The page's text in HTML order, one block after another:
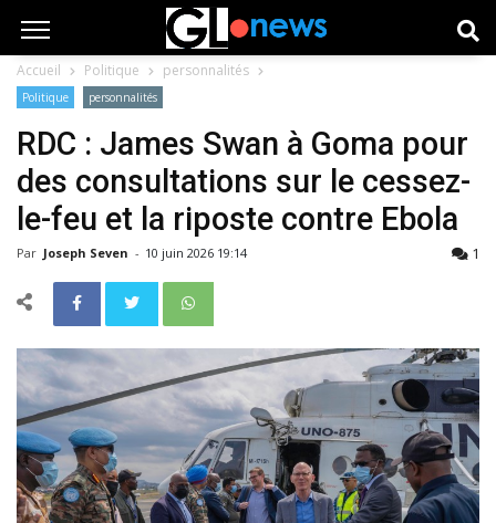
Accueil Politique personnalités
Politique personnalités
RDC : James Swan à Goma pour
des consultations sur le cessez-
le-feu et la riposte contre Ebola
Par Joseph Seven - 10 juin 2026 19:14 1